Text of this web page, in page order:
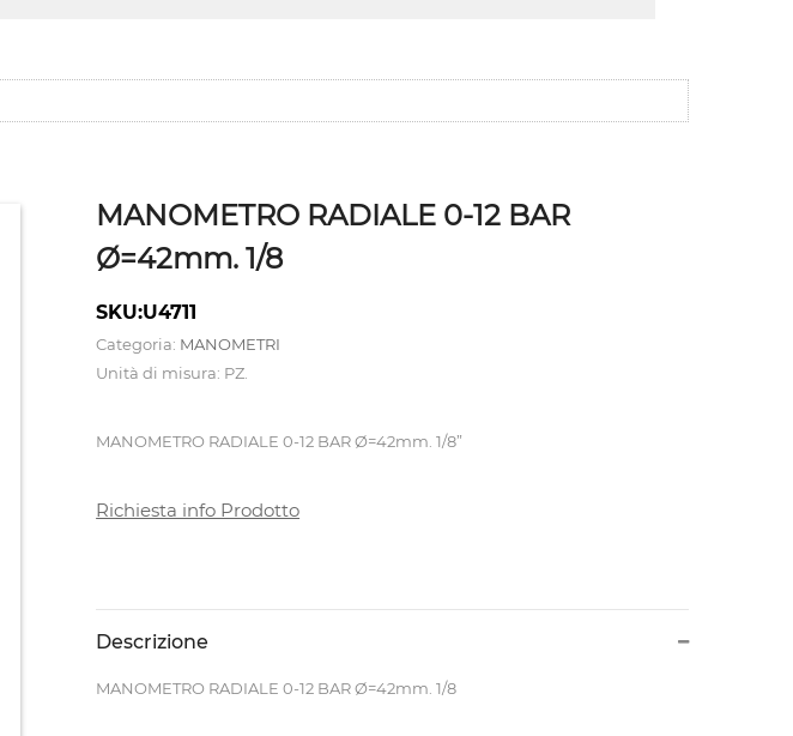
MANOMETRO RADIALE 0-12 BAR
Ø=42mm. 1/8
SKU:U4711
Categoria: MANOMETRI
Unità di misura: PZ.
MANOMETRO RADIALE 0-12 BAR Ø=42mm. 1/8”
Richiesta info Prodotto
Descrizione
MANOMETRO RADIALE 0-12 BAR Ø=42mm. 1/8